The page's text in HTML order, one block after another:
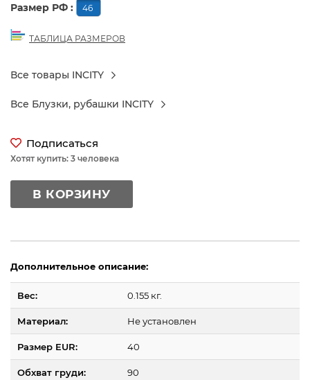
Размер РФ : 46
ТАБЛИЦА РАЗМЕРОВ
Все товары INCITY
Все Блузки, рубашки INCITY
Подписаться
Хотят купить: 3 человека
В КОРЗИНУ
Дополнительное описание:
Вес: 0.155 кг.
Материал: Не установлен
Размер EUR: 40
Обхват груди: 90